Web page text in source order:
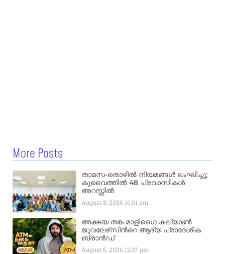
More Posts
താമസ-തൊഴിൽ നിയമങ്ങൾ ലംഘിച്ചു;
കുവൈത്തിൽ 48 പ്രവാസികൾ
അറസ്റ്റിൽ
August 8, 2026 10:01 am
അക്ഷയ തങ്ക മാളിഗൈ കല്യാണ്‍
ജുവലേഴ്‌സിന്‍റെ ആദ്യ പ്രാദേശിക
ബ്രാന്‍ഡ്
August 6, 2026 12:37 pm